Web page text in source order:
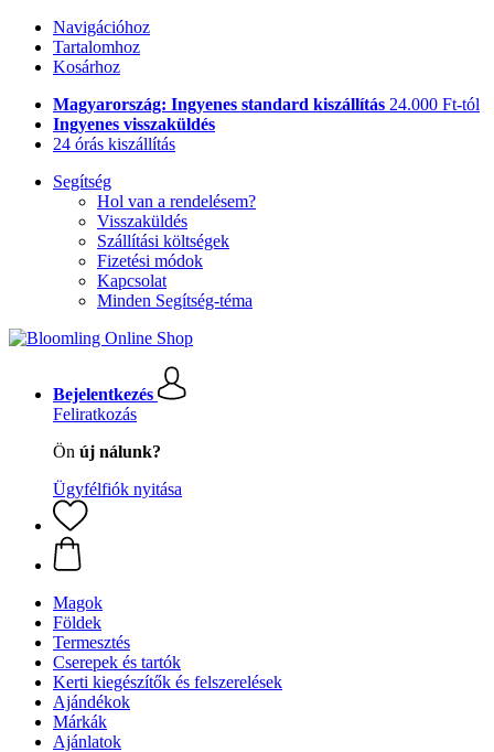
Navigációhoz
Tartalomhoz
Kosárhoz
Magyarország: Ingyenes standard kiszállítás 24.000 Ft-tól
Ingyenes visszaküldés
24 órás kiszállítás
Segítség
Hol van a rendelésem?
Visszaküldés
Szállítási költségek
Fizetési módok
Kapcsolat
Minden Segítség-téma
Bejelentkezés
Feliratkozás
Ön új nálunk?
Ügyfélfiók nyitása
Magok
Földek
Termesztés
Cserepek és tartók
Kerti kiegészítők és felszerelések
Ajándékok
Márkák
Ajánlatok